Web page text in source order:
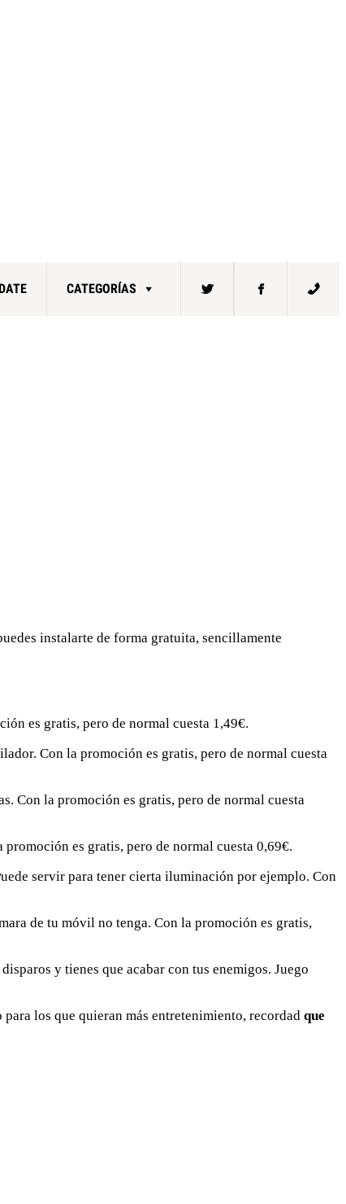
CATEGORÍAS
instalarte de forma gratuita, sencillamente
es gratis, pero de normal cuesta 1,49€.
Con la promoción es gratis, pero de normal cuesta
Con la promoción es gratis, pero de normal cuesta
es gratis, pero de normal cuesta 0,69€.
servir para tener cierta iluminación por ejemplo. Con
de tu móvil no tenga. Con la promoción es gratis,
y tienes que acabar con tus enemigos. Juego
los que quieran más entretenimiento, recordad que